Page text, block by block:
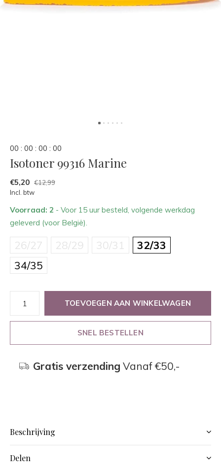
00 : 00 : 00 : 00
Isotoner 99316 Marine
€5,20 €12,99
Incl. btw
Voorraad: 2 - Voor 15 uur besteld, volgende werkdag
geleverd (voor België).
26/27 28/29 30/31
32/33
34/35
TOEVOEGEN AAN WINKELWAGEN
SNEL BESTELLEN
Gratis verzending Vanaf €50,-
Beschrijving
Delen